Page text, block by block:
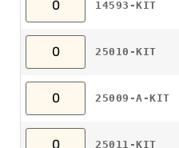
14593-KIT
25010-KIT
25009-A-KIT
25011-KIT